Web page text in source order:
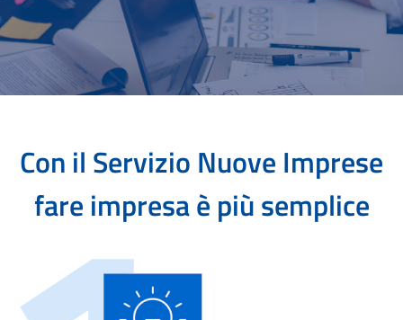
Con il Servizio Nuove Imprese
fare impresa è più semplice